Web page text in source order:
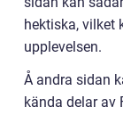
hektiska, vilket
upplevelsen.
Å andra sidan
kända delar av